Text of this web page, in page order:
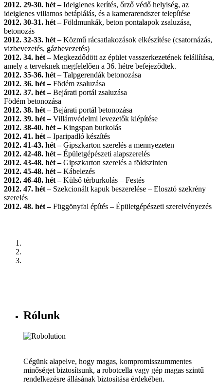
2012. 29-30. hét –Ideiglenes kerítés, őrző védő helyiség, az
ideiglenes villamos betáplálás, és a kamerarendszer telepítése
2012. 30-31. hét –Földmunkák, beton pontalapok zsaluzása,
betonozás
2012. 32-33. hét –Közmű rácsatlakozások elkészítése (csatornázás,
vizbevezetés, gázbevezetés)
2012. 34. hét –Megkezdődött az épület vasszerkezetének felállítása,
amely a terveknek megfelelően a 36. hétre befejeződtek.
2012. 35-36. hét –Talpgerendák betonozása
2012. 36. hét –Födém zsaluzása
2012. 37. hét –Bejárati portál zsaluzása
Födém betonozása
2012. 38. hét –Bejárati portál betonozása
2012. 39. hét –Villámvédelmi levezetők kiépítése
2012. 38-40. hét –Kingspan burkolás
2012. 41. hét –Iparipadló készítés
2012. 41-43. hét –Gipszkarton szerelés a mennyezeten
2012. 42-48. hét –Épületgépészeti alapszerelés
2012. 43-48. hét –Gipszkarton szerelés a földszinten
2012. 45-48. hét –Kábelezés
2012. 46-48. hét –Külső térburkolás – Festés
2012. 47. hét –Szekcionált kapuk beszerelése – Elosztó szekrény
szerelés
2012. 48. hét –Függönyfal építés – Épületgépészeti szerelvényezés
Rólunk
Cégünk alapelve, hogy magas, kompromisszummentes
minőséget biztosítsunk, a robotcella vagy gép magas szintű
rendelkezésre állásának biztosítása érdekében.